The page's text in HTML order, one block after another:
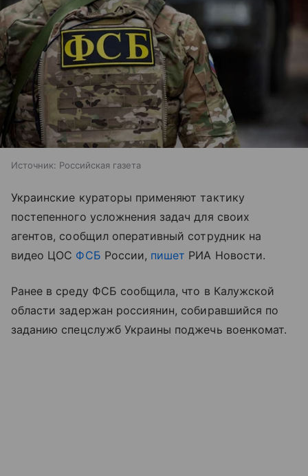
Источник: Российская газета
Украинские кураторы применяют тактику
постепенного усложнения задач для своих
агентов, сообщил оперативный сотрудник на
видео ЦОС ФСБ России, пишет РИА Новости.
Ранее в среду ФСБ сообщила, что в Калужской
области задержан россиянин, собиравшийся по
заданию спецслужб Украины поджечь военкомат.